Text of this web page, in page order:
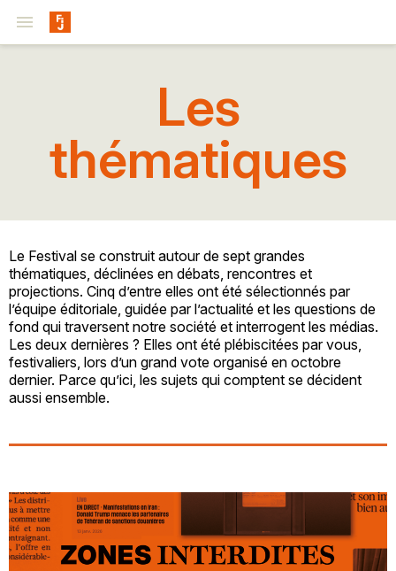

Les
thématiques
Le Festival se construit autour de sept grandes
thématiques, déclinées en débats, rencontres et
projections. Cinq dʼentre elles ont été sélectionnés par
lʼéquipe éditoriale, guidée par lʼactualité et les questions de
fond qui traversent notre société et interrogent les médias.
Les deux dernières ? Elles ont été plébiscitées par vous,
festivaliers, lors dʼun grand vote organisé en octobre
dernier. Parce quʼici, les sujets qui comptent se décident
aussi ensemble.